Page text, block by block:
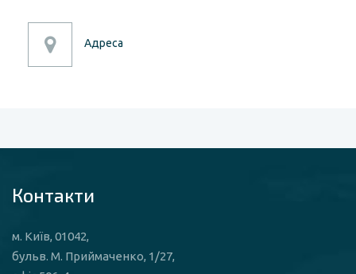
Адреса
Контакти
м. Київ, 01042,
бульв. М. Приймаченко, 1/27,